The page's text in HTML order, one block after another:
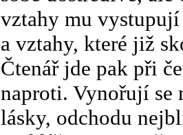
vztahy mu
a vztahy, které již
Čtenář jde pak při
naproti. Vynořují se
lásky, odchodu